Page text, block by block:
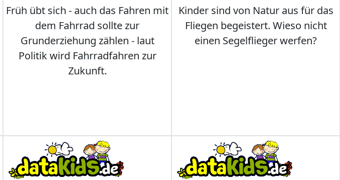
Früh übt sich - auch das Fahren mit
dem Fahrrad sollte zur
Grunderziehung zählen - laut
Politik wird Fahrradfahren zur
Zukunft.
Kinder sind von Natur aus für das
Fliegen begeistert. Wieso nicht
einen Segelflieger werfen?